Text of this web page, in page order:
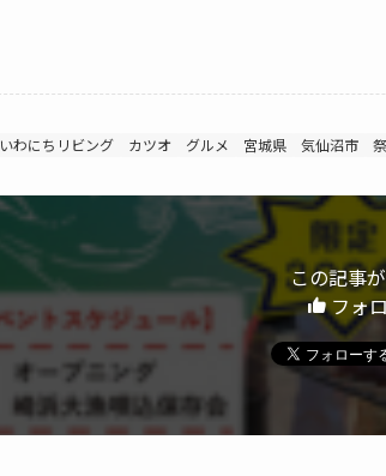
いわにちリビング カツオ グルメ 宮城県 気仙沼市
この記事
フォ